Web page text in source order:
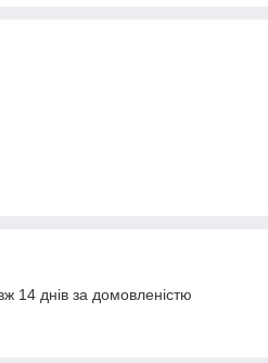
14 днів за домовленістю